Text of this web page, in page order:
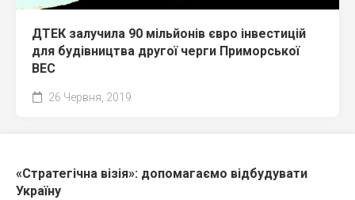
ДТЕК залучила 90 мільйонів євро інвестицій
для будівництва другої черги Приморської
ВЕС
26 Червня, 2019
«Стратегічна візія»: допомагаємо відбудувати
Україну